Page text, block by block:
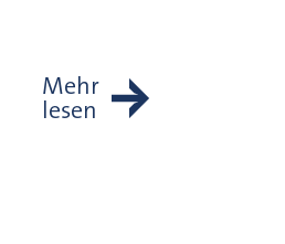
Mehr
lesen